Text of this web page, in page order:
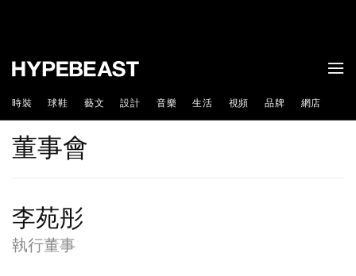
時裝 球鞋 藝文 設計 音樂 生活 視頻 品牌 網店
董事會
李苑彤
執行董事